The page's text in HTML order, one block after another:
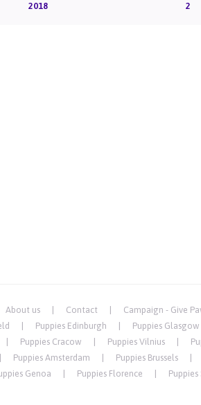
2018 2
About us Contact Campaign - Give
Puppies Edinburgh Puppies Glasgow
Puppies Cracow
Puppies Vilnius
Puppies Amsterdam
Puppies Brussels
Genoa
Puppies Florence Puppies